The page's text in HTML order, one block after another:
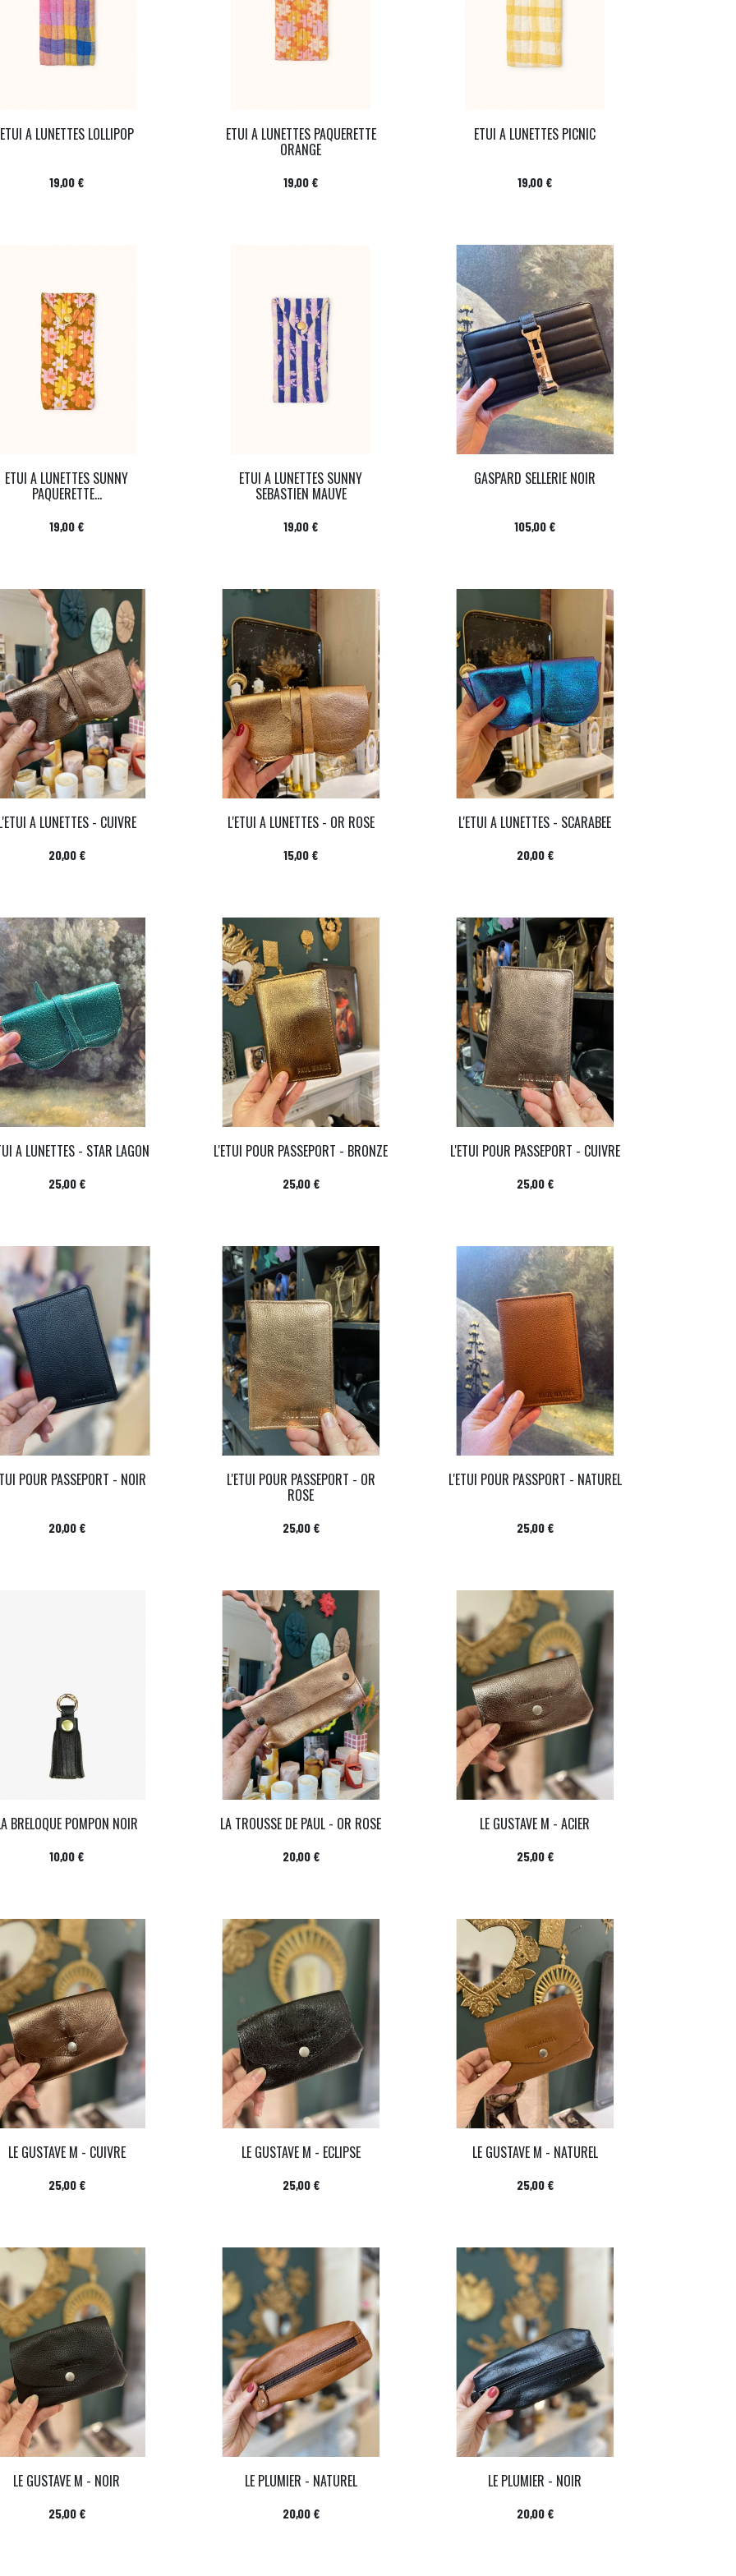
ETUI A LUNETTES LOLLIPOP
Prix
19,00 €
ETUI A LUNETTES PAQUERETTE
ORANGE
Prix
19,00 €
ETUI A LUNETTES PICNIC
Prix
19,00 €
ETUI A LUNETTES SUNNY
PAQUERETTE...
Prix
19,00 €
ETUI A LUNETTES SUNNY
SEBASTIEN MAUVE
Prix
19,00 €
GASPARD SELLERIE NOIR
Prix
105,00 €
A LUNETTES - CUIVRE
Prix
20,00 €
L'ETUI A LUNETTES - OR ROSE
Prix
15,00 €
L'ETUI A LUNETTES - SCARABEE
Prix
20,00 €
A LUNETTES - STAR LAGON
Prix
25,00 €
L'ETUI POUR PASSEPORT - BRONZE
Prix
25,00 €
L'ETUI POUR PASSEPORT - CUIVRE
Prix
25,00 €
POUR PASSEPORT - NOIR
Prix
20,00 €
L'ETUI POUR PASSEPORT - OR
ROSE
Prix
25,00 €
L'ETUI POUR PASSPORT - NATUREL
Prix
25,00 €
BRELOQUE POMPON NOIR
Prix
10,00 €
LA TROUSSE DE PAUL - OR ROSE
Prix
20,00 €
LE GUSTAVE M - ACIER
Prix
25,00 €
LE GUSTAVE M - CUIVRE
Prix
25,00 €
LE GUSTAVE M - ECLIPSE
Prix
25,00 €
LE GUSTAVE M - NATUREL
Prix
25,00 €
LE GUSTAVE M - NOIR
Prix
25,00 €
LE PLUMIER - NATUREL
Prix
20,00 €
LE PLUMIER - NOIR
Prix
20,00 €